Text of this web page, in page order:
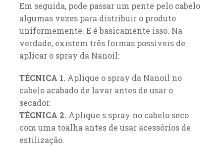
Em seguida, pode passar um pente pelo cabelo
algumas vezes para distribuir o produto
uniformemente. E é basicamente isso. Na
verdade, existem três formas possíveis de
aplicar o spray da Nanoil:
TÉCNICA 1. Aplique o spray da Nanoil no
cabelo acabado de lavar antes de usar o
secador.
TÉCNICA 2. Aplique s spray no cabelo seco
com uma toalha antes de usar acessórios de
estilização.